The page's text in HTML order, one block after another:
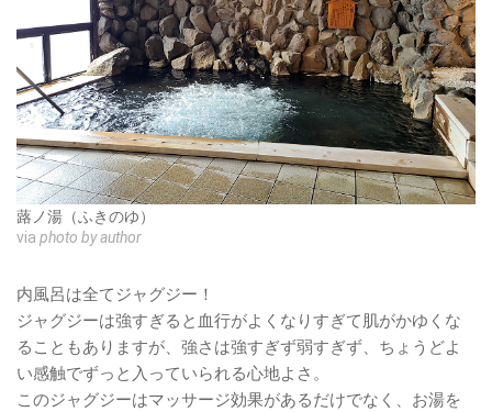
蕗ノ湯（ふきのゆ）
via photo by author
内風呂は全てジャグジー！
ジャグジーは強すぎると血行がよくなりすぎて肌がかゆくな
ることもありますが、強さは強すぎず弱すぎず、ちょうどよ
い感触でずっと入っていられる心地よさ。
このジャグジーはマッサージ効果があるだけでなく、お湯を